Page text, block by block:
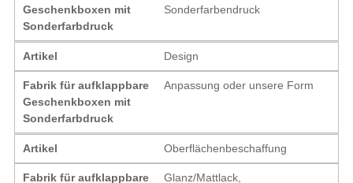
Geschenkboxen mit
Sonderfarbdruck
Sonderfarbendruck
Artikel Design
Fabrik für aufklappbare
Geschenkboxen mit
Sonderfarbdruck
Anpassung oder unsere Form
Artikel Oberflächenbeschaffung
Fabrik für aufklappbare
Glanz/Mattlack,